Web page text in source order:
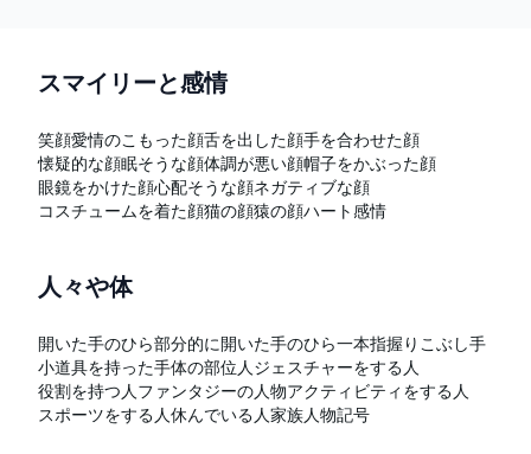
スマイリーと感情
笑顔愛情のこもった顔舌を出した顔手を合わせた顔
懐疑的な顔眠そうな顔体調が悪い顔帽子をかぶった顔
眼鏡をかけた顔心配そうな顔ネガティブな顔
コスチュームを着た顔猫の顔猿の顔ハート感情
人々や体
開いた手のひら部分的に開いた手のひら一本指握りこぶし手
小道具を持った手体の部位 人 ジェスチャーをする人
役割を持つ人 ファンタジーの人物アクティビティをする人
スポーツをする人休んでいる人家族人物記号